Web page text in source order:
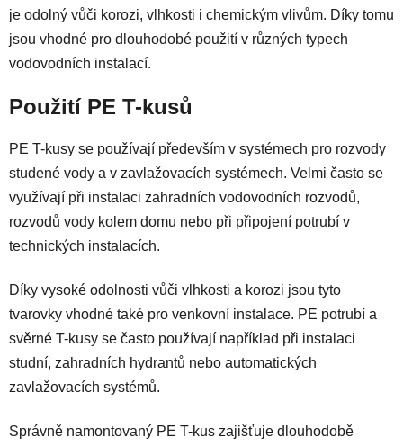
je odolný vůči korozi, vlhkosti i chemickým vlivům. Díky tomu
jsou vhodné pro dlouhodobé použití v různých typech
vodovodních instalací.
Použití PE T-kusů
PE T-kusy se používají především v systémech pro rozvody
studené vody a v zavlažovacích systémech. Velmi často se
využívají při instalaci zahradních vodovodních rozvodů,
rozvodů vody kolem domu nebo při připojení potrubí v
technických instalacích.
Díky vysoké odolnosti vůči vlhkosti a korozi jsou tyto
tvarovky vhodné také pro venkovní instalace. PE potrubí a
svěrné T-kusy se často používají například při instalaci
studní, zahradních hydrantů nebo automatických
zavlažovacích systémů.
Správně namontovaný PE T-kus zajišťuje dlouhodobě